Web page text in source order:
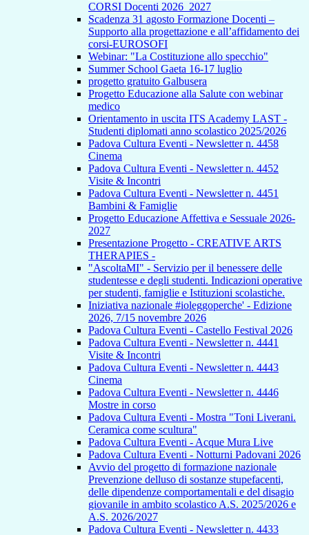
CORSI Docenti 2026_2027
Scadenza 31 agosto Formazione Docenti –
Supporto alla progettazione e all’affidamento dei
corsi-EUROSOFI
Webinar: "La Costituzione allo specchio"
Summer School Gaeta 16-17 luglio
progetto gratuito Galbusera
Progetto Educazione alla Salute con webinar
medico
Orientamento in uscita ITS Academy LAST -
Studenti diplomati anno scolastico 2025/2026
Padova Cultura Eventi - Newsletter n. 4458
Cinema
Padova Cultura Eventi - Newsletter n. 4452
Visite & Incontri
Padova Cultura Eventi - Newsletter n. 4451
Bambini & Famiglie
Progetto Educazione Affettiva e Sessuale 2026-
2027
Presentazione Progetto - CREATIVE ARTS
THERAPIES -
"AscoltaMI" - Servizio per il benessere delle
studentesse e degli studenti. Indicazioni operative
per studenti, famiglie e Istituzioni scolastiche.
Iniziativa nazionale #ioleggoperche' - Edizione
2026, 7/15 novembre 2026
Padova Cultura Eventi - Castello Festival 2026
Padova Cultura Eventi - Newsletter n. 4441
Visite & Incontri
Padova Cultura Eventi - Newsletter n. 4443
Cinema
Padova Cultura Eventi - Newsletter n. 4446
Mostre in corso
Padova Cultura Eventi - Mostra "Toni Liverani.
Ceramica come scultura"
Padova Cultura Eventi - Acque Mura Live
Padova Cultura Eventi - Notturni Padovani 2026
Avvio del progetto di formazione nazionale
Prevenzione delluso di sostanze stupefacenti,
delle dipendenze comportamentali e del disagio
giovanile in ambito scolastico A.S. 2025/2026 e
A.S. 2026/2027
Padova Cultura Eventi - Newsletter n. 4433